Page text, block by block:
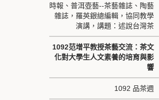
時報、普洱壺藝--茶藝雜誌、陶藝
雜誌，羅英銀總編輯，協同教學
演講，講題：述說台灣茶
1092范增平教授茶藝交流：茶文
化對大學生人文素養的培育與影
響
1092 品茶週